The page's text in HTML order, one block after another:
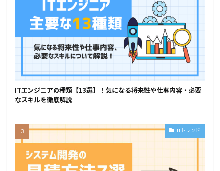
ITエンジニアの種類【13選】！気になる将来性や仕事内容・必要
なスキルを徹底解説
ITトレンド